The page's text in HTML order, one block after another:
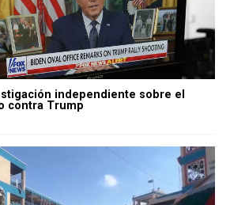
independiente sobre el
contra Trump